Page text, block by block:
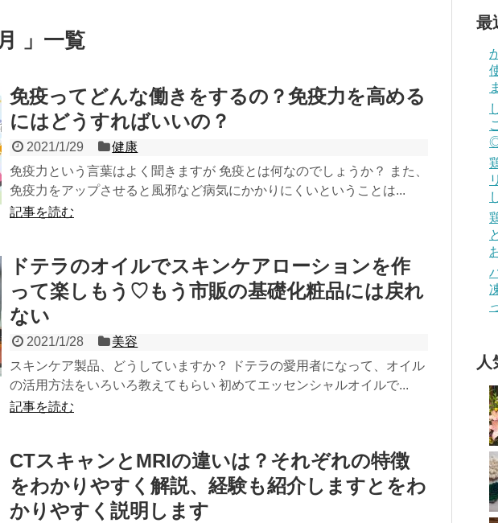
」一覧
免疫ってどんな働きをするの？免疫力を高める
にはどうすればいいの？
2021/1/29
健康
免疫力という言葉はよく聞きますが 免疫とは何なのでしょうか？ また、
免疫力をアップさせると風邪など病気にかかりにくいということは...
記事を読む
ドテラのオイルでスキンケアローションを作
って楽しもう♡もう市販の基礎化粧品には戻れ
ない
2021/1/28
美容
スキンケア製品、どうしていますか？ ドテラの愛用者になって、オイル
の活用方法をいろいろ教えてもらい 初めてエッセンシャルオイルで...
記事を読む
CTスキャンとMRIの違いは？それぞれの特徴
をわかりやすく解説、経験も紹介しますとをわ
かりやすく説明します
最